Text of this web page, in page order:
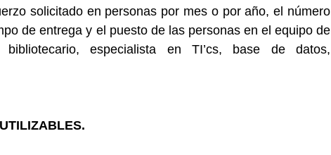
solicitado en personas por mes o por año, el número
de entrega y el puesto de las personas en el equipo de
bibliotecario, especialista en TI’cs, base de datos,